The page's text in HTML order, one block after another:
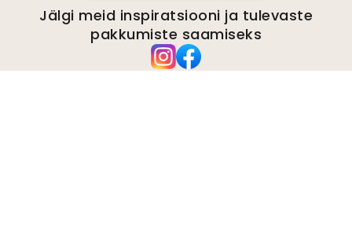
Jälgi meid inspiratsiooni ja tulevaste
pakkumiste saamiseks